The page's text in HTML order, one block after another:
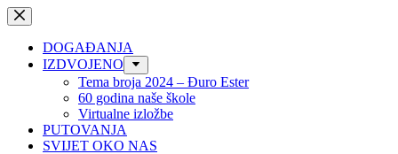
Preskoči
na
sadržajDOGAĐANJA
IZDVOJENO
Tema broja 2024 – Đuro Ester
60 godina naše škole
Virtualne izložbe
PUTOVANJA
SVIJET OKO NAS